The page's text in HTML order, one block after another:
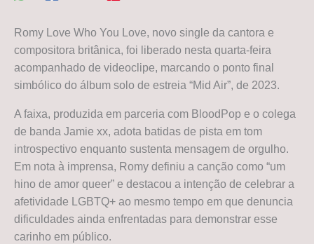
Romy Love Who You Love, novo single da cantora e
compositora britânica, foi liberado nesta quarta-feira
acompanhado de videoclipe, marcando o ponto final
simbólico do álbum solo de estreia “Mid Air”, de 2023.
A faixa, produzida em parceria com BloodPop e o colega
de banda Jamie xx, adota batidas de pista em tom
introspectivo enquanto sustenta mensagem de orgulho.
Em nota à imprensa, Romy definiu a canção como “um
hino de amor queer” e destacou a intenção de celebrar a
afetividade LGBTQ+ ao mesmo tempo em que denuncia
dificuldades ainda enfrentadas para demonstrar esse
carinho em público.